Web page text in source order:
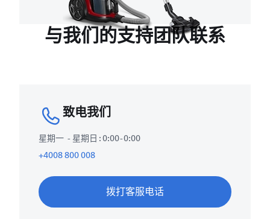
与我们的支持团队联系
致电我们
星期一 - 星期日 : 0:00-0:00
+4008 800 008
拨打客服电话